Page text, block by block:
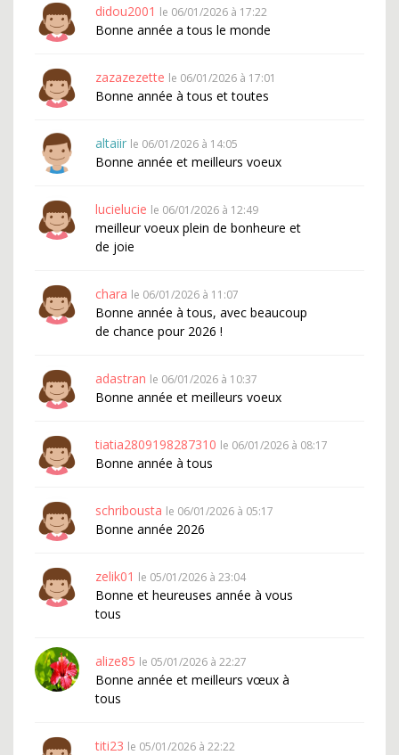
didou2001 le 06/01/2026 à 17:22
Bonne année a tous le monde
zazazezette le 06/01/2026 à 17:01
Bonne année à tous et toutes
altaiir le 06/01/2026 à 14:05
Bonne année et meilleurs voeux
lucielucie le 06/01/2026 à 12:49
meilleur voeux plein de bonheure et
de joie
chara le 06/01/2026 à 11:07
Bonne année à tous, avec beaucoup
de chance pour 2026 !
adastran le 06/01/2026 à 10:37
Bonne année et meilleurs voeux
tiatia2809198287310 le 06/01/2026 à 08:17
Bonne année à tous
schribousta le 06/01/2026 à 05:17
Bonne année 2026
zelik01 le 05/01/2026 à 23:04
Bonne et heureuses année à vous
tous
alize85 le 05/01/2026 à 22:27
Bonne année et meilleurs vœux à
tous
titi23 le 05/01/2026 à 22:22